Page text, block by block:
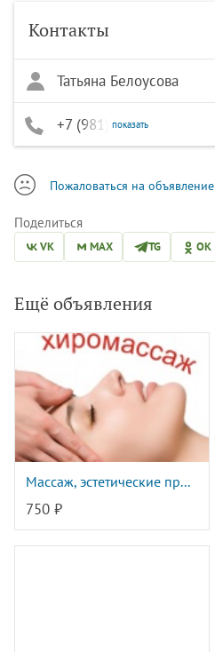
Контакты
Татьяна Белоусова
+7 (981) 714-12-68
показать
Пожаловаться на объявление
Поделиться
VK MAX TG OK
Ещё объявления
Массаж, эстетические пр...
750 ₽